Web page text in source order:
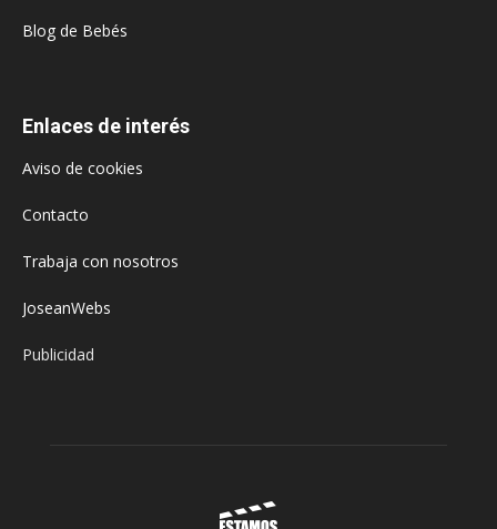
Blog de Bebés
Enlaces de interés
Aviso de cookies
Contacto
Trabaja con nosotros
JoseanWebs
Publicidad